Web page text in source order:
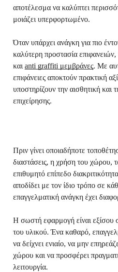
αποτέλεσμα να καλύπτει
μοιάζει υπερφορτωμένο.
Όταν υπάρχει ανάγκη για πιο
καλύτερη προστασία
και anti graffiti μεμβράνες. Με
επιφάνειες αποκτούν πρακτική
υποστηρίζουν την αισθητική και
επιχείρησης.
Πριν γίνει οποιαδήποτε
διαστάσεις, η χρήση του χώρου,
επιθυμητό επίπεδο
αποδίδει με τον ίδιο τρόπο σε
επαγγελματική ανάγκη έχει
Η σωστή εφαρμογή είναι εξίσου
του υλικού. Ένα καθαρό,
να δείχνει ενιαίο, να μην
χώρου και να προσφέρει
λειτουργία.